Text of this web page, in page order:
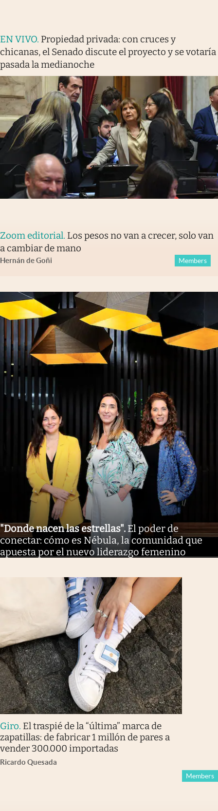
EN VIVO. Propiedad privada: con cruces y
chicanas, el Senado discute el proyecto y se votaría
pasada la medianoche
Zoom editorial. Los pesos no van a crecer, solo van
a cambiar de mano
Hernán de Goñi Members
"Donde nacen las estrellas". El poder de
conectar: cómo es Nébula, la comunidad que
apuesta por el nuevo liderazgo femenino
Giro. El traspié de la “última” marca de
zapatillas: de fabricar 1 millón de pares a
vender 300.000 importadas
Ricardo Quesada
Members